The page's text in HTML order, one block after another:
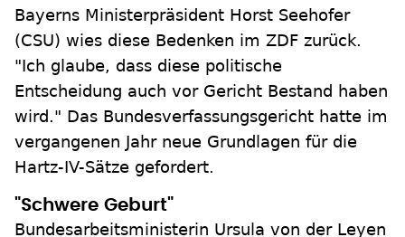
Bayerns Ministerpräsident Horst Seehofer
(CSU) wies diese Bedenken im ZDF zurück.
"Ich glaube, dass diese politische
Entscheidung auch vor Gericht Bestand haben
wird." Das Bundesverfassungsgericht hatte im
vergangenen Jahr neue Grundlagen für die
Hartz-IV-Sätze gefordert.
"Schwere Geburt"
Bundesarbeitsministerin Ursula von der Leyen